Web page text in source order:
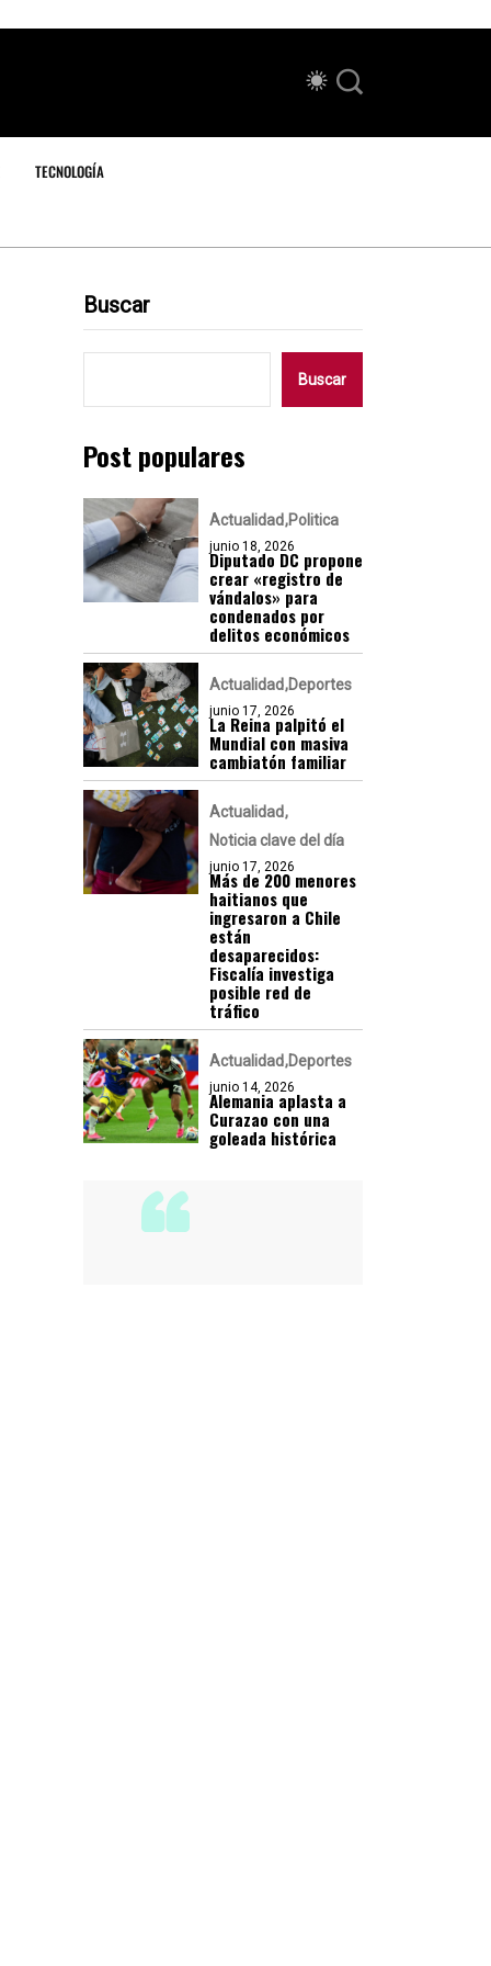
TECNOLOGÍA
Buscar
Buscar
Post populares
Actualidad Politica
junio 18, 2026
Diputado DC propone
crear «registro de
vándalos» para
condenados por
delitos económicos
Actualidad Deportes
junio 17, 2026
La Reina palpitó el
Mundial con masiva
cambiatón familiar
Actualidad
Noticia clave del día
junio 17, 2026
Más de 200 menores
haitianos que
ingresaron a Chile
están
desaparecidos:
Fiscalía investiga
posible red de
tráfico
Actualidad Deportes
junio 14, 2026
Alemania aplasta a
Curazao con una
goleada histórica